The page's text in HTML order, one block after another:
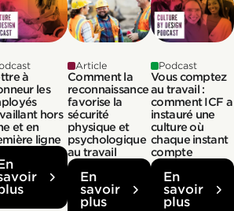
à
les
hors
et en
ligne
Article
Comment la
reconnaissance
favorise la
sécurité
physique et
psychologique
au travail
En
savoir
plus
Podcast
Vous comptez
au travail :
comment ICF a
instauré une
culture où
chaque instant
compte
En
savoir
plus